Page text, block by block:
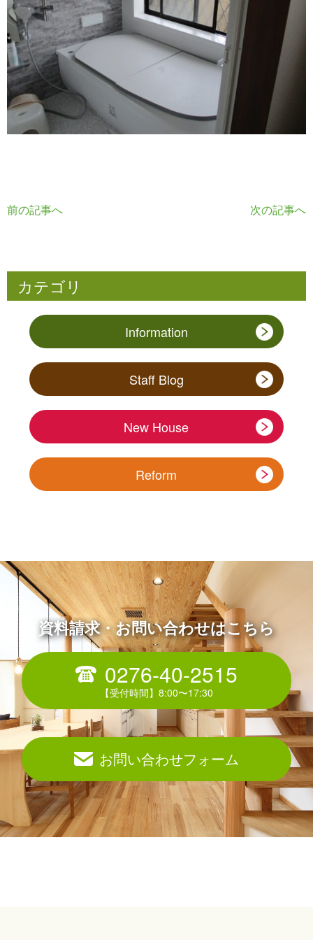
前の記事へ 次の記事へ
カテゴリ
Information
Staff Blog
New House
Reform
資料請求・お問い合わせはこちら
0276-40-2515
お問い合わせフォーム